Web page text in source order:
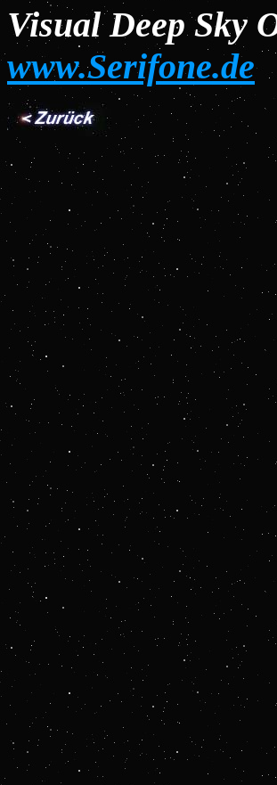
Visual Deep Sky
www.Serifone.de